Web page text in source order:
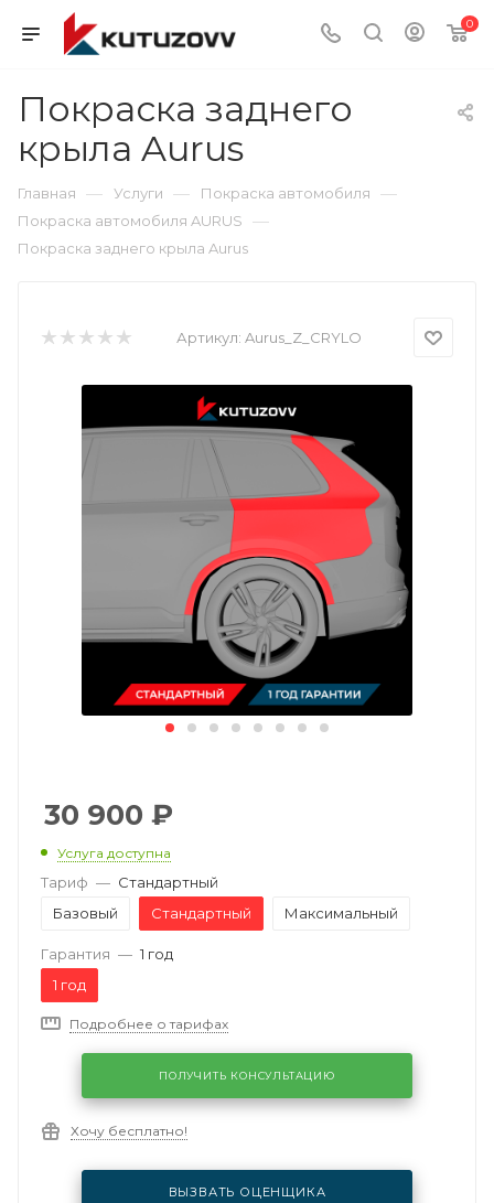
0
Покраска заднего
крыла Aurus
Главная — Услуги — Покраска автомобиля —
Покраска автомобиля AURUS —
Покраска заднего крыла Aurus
Артикул: Aurus_Z_CRYLO
30 900 ₽
Услуга доступна
Тариф — Стандартный
Базовый
Стандартный Максимальный
Гарантия — 1 год
1 год
Подробнее о тарифах
ПОЛУЧИТЬ КОНСУЛЬТАЦИЮ
Хочу бесплатно!
ВЫЗВАТЬ ОЦЕНЩИКА